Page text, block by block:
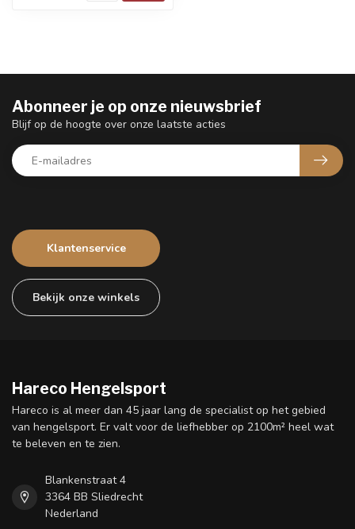
Klantenservice
Bekijk onze winkels
Abonneer je op onze nieuwsbrief
Blijf op de hoogte over onze laatste acties
Hareco Hengelsport
Hareco is al meer dan 45 jaar lang de specialist op het gebied
van hengelsport. Er valt voor de liefhebber op 2100m² heel wat
te beleven en te zien.
Blankenstraat 4
3364 BB Sliedrecht
Nederland